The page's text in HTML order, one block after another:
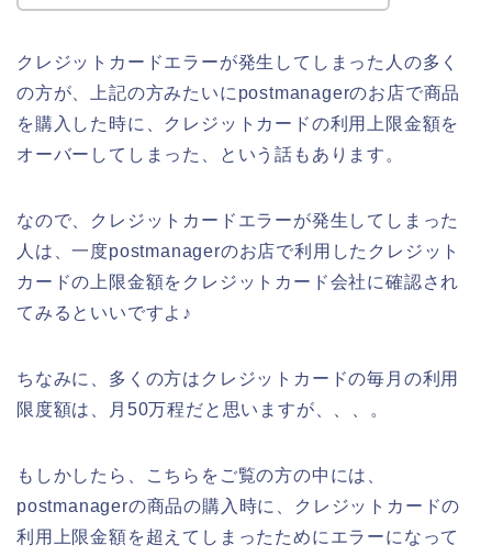
クレジットカードエラーが発生してしまった人の多く
の方が、上記の方みたいにpostmanagerのお店で商品
を購入した時に、クレジットカードの利用上限金額を
オーバーしてしまった、という話もあります。
なので、クレジットカードエラーが発生してしまった
人は、一度postmanagerのお店で利用したクレジット
カードの上限金額をクレジットカード会社に確認され
てみるといいですよ♪
ちなみに、多くの方はクレジットカードの毎月の利用
限度額は、月50万程だと思いますが、、、。
もしかしたら、こちらをご覧の方の中には、
postmanagerの商品の購入時に、クレジットカードの
利用上限金額を超えてしまったためにエラーになって